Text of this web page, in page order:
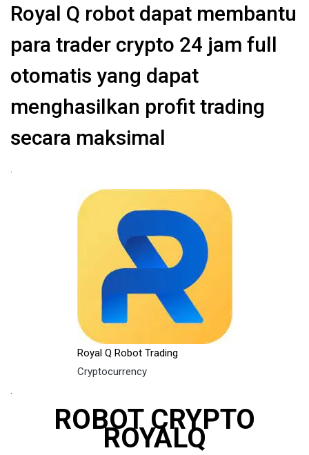
Royal Q robot dapat membantu
para trader crypto 24 jam full
otomatis yang dapat
menghasilkan profit trading
secara maksimal
Royal Q Robot Trading
Cryptocurrency
ROBOT CRYPTO
ROYALQ